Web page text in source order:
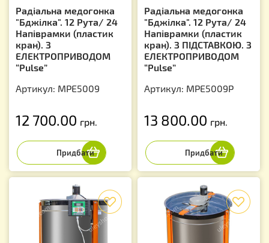
Радіальна медогонка
"Бджілка". 12 Рута/ 24
Напіврамки (пластик
кран). З
ЕЛЕКТРОПРИВОДОМ
“Pulse”
Артикул: MPE5009
12 700.00 грн.
Радіальна медогонка
"Бджілка". 12 Рута/ 24
Напіврамки (пластик
кран). З ПІДСТАВКОЮ. З
ЕЛЕКТРОПРИВОДОМ
“Pulse”
Артикул: MPE5009P
13 800.00 грн.